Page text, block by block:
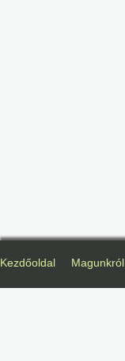
Kezdőoldal Magunkról